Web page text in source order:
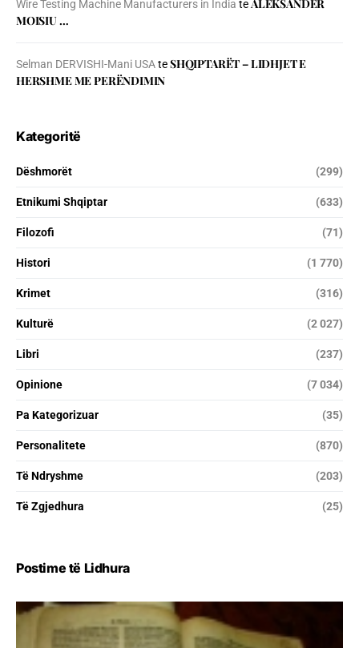
Wire Testing Machine Manufacturers in India teALEKSANDËR
MOISIU …
Selman DERVISHI-Mani USAteSHQIPTARËT – LIDHJET E
HERSHME ME PERËNDIMIN
Kategoritë
Dëshmorët (299)
Etnikumi Shqiptar (633)
Filozofi (71)
Histori (1 770)
Krimet (316)
Kulturë (2 027)
Libri (237)
Opinione (7 034)
Pa Kategorizuar (35)
Personalitete (870)
Të Ndryshme (203)
Të Zgjedhura (25)
Postime të Lidhura